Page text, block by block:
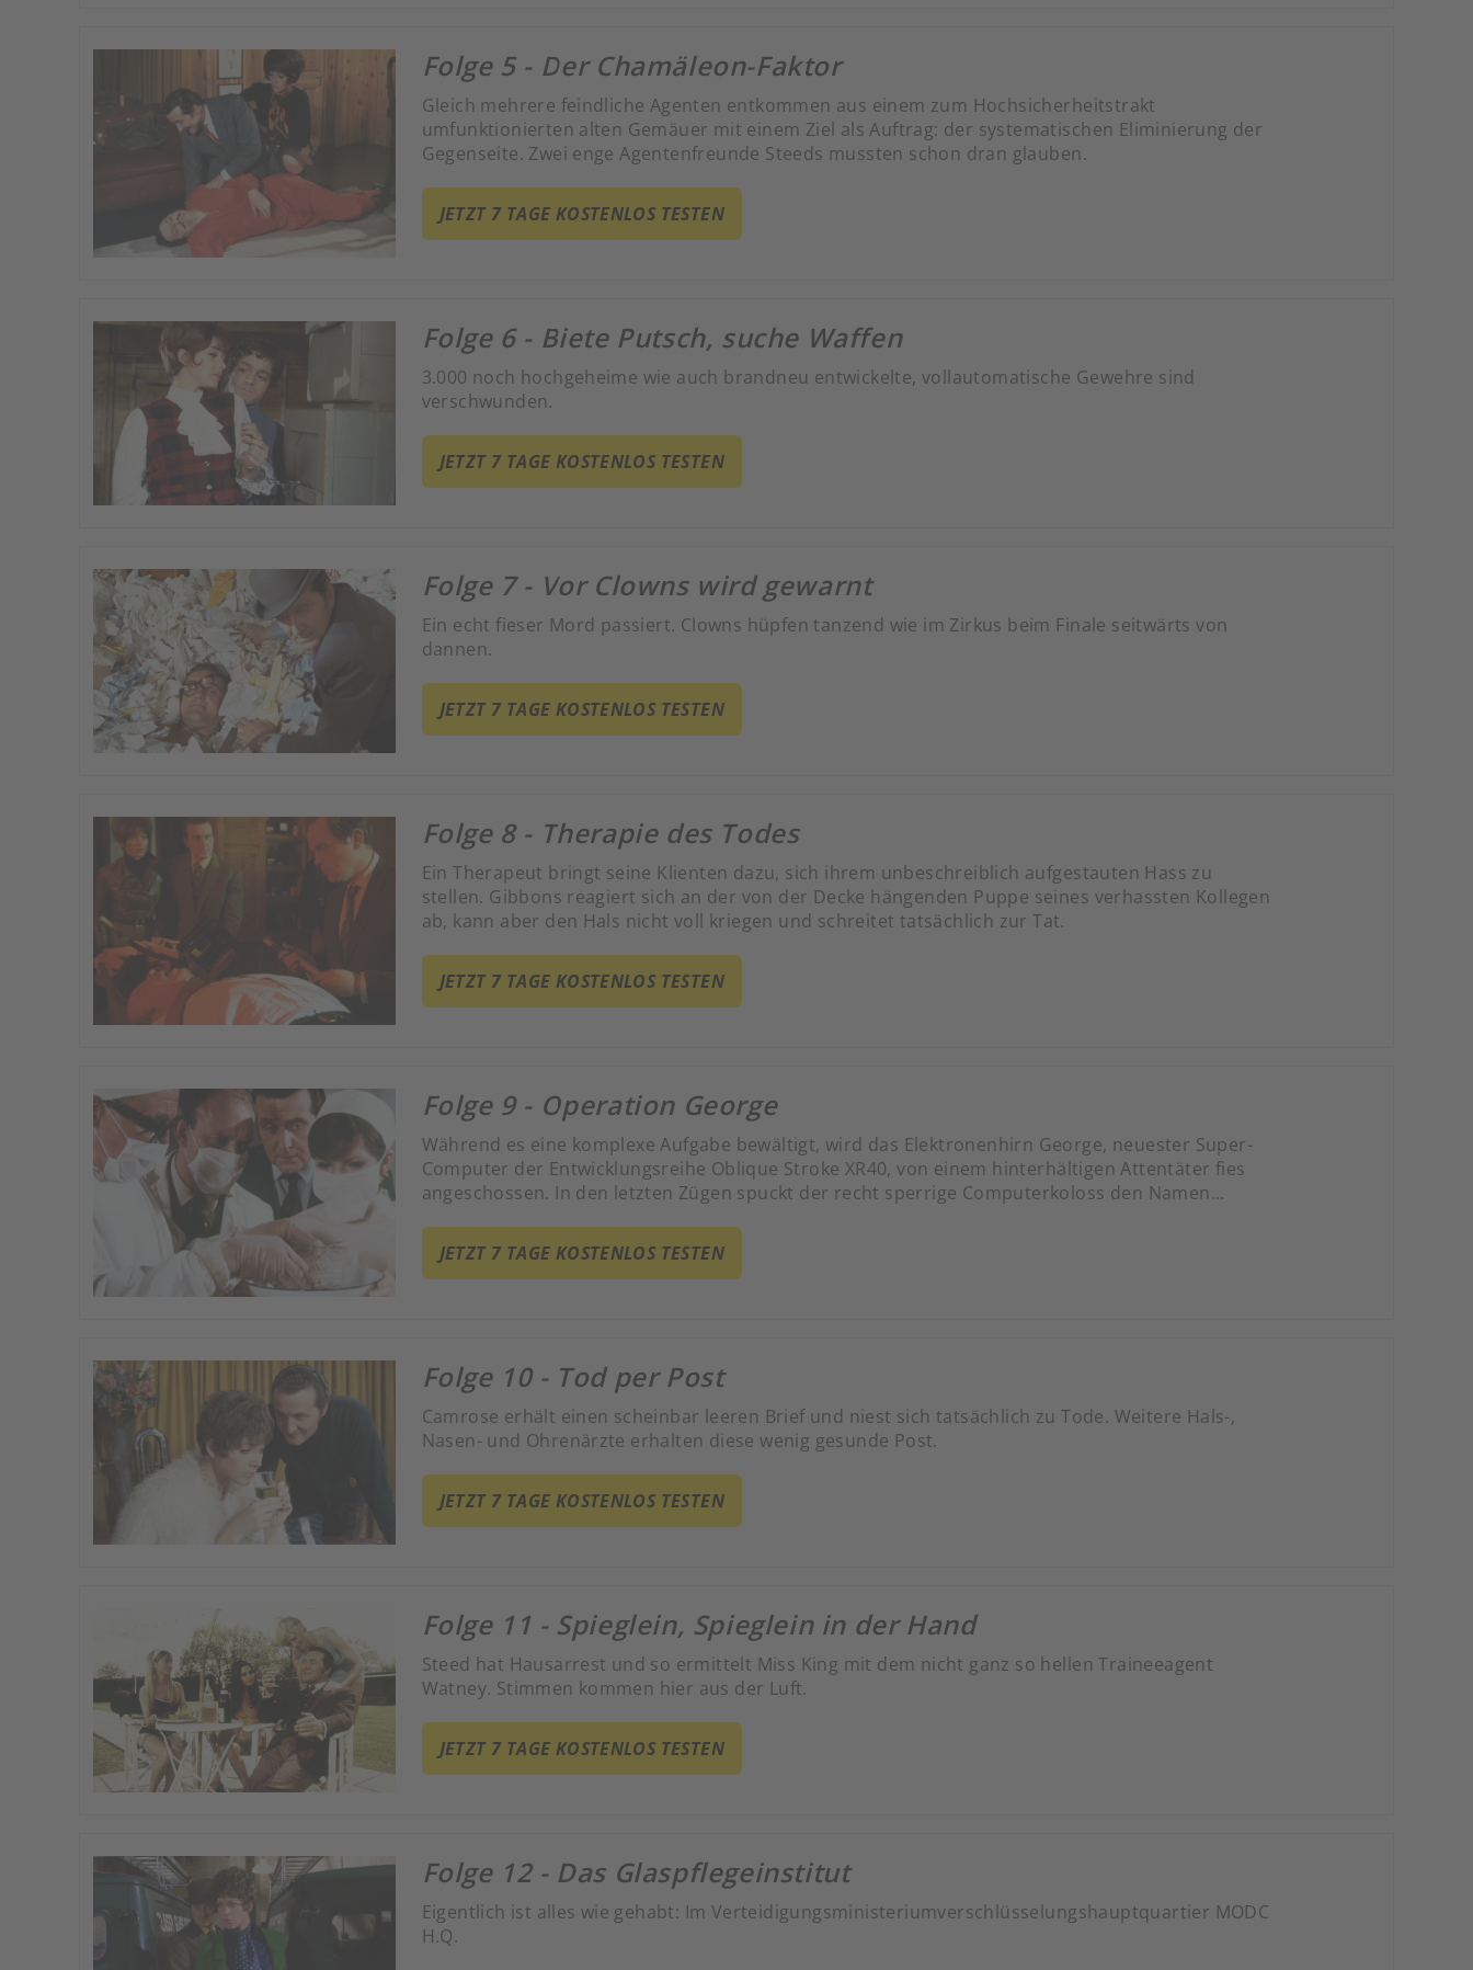
Folge 5 - Der Chamäleon-Faktor
Gleich mehrere feindliche Agenten entkommen aus einem zum Hochsicherheitstrakt
umfunktionierten alten Gemäuer mit einem Ziel als Auftrag: der systematischen Eliminierung der
Gegenseite. Zwei enge Agentenfreunde Steeds mussten schon dran glauben.
JETZT 7 TAGE KOSTENLOS TESTEN
Folge 6 - Biete Putsch, suche Waffen
3.000 noch hochgeheime wie auch brandneu entwickelte, vollautomatische Gewehre sind
verschwunden.
JETZT 7 TAGE KOSTENLOS TESTEN
Folge 7 - Vor Clowns wird gewarnt
Ein echt fieser Mord passiert. Clowns hüpfen tanzend wie im Zirkus beim Finale seitwärts von
dannen.
JETZT 7 TAGE KOSTENLOS TESTEN
Folge 8 - Therapie des Todes
Ein Therapeut bringt seine Klienten dazu, sich ihrem unbeschreiblich aufgestauten Hass zu
stellen. Gibbons reagiert sich an der von der Decke hängenden Puppe seines verhassten Kollegen
ab, kann aber den Hals nicht voll kriegen und schreitet tatsächlich zur Tat.
JETZT 7 TAGE KOSTENLOS TESTEN
Folge 9 - Operation George
Während es eine komplexe Aufgabe bewältigt, wird das Elektronenhirn George, neuester Super-
Computer der Entwicklungsreihe Oblique Stroke XR40, von einem hinterhältigen Attentäter fies
angeschossen. In den letzten Zügen spuckt der recht sperrige Computerkoloss den Namen
JETZT 7 TAGE KOSTENLOS TESTEN
Folge 10 - Tod per Post
Camrose erhält einen scheinbar leeren Brief und niest sich tatsächlich zu Tode. Weitere Hals-,
Nasen- und Ohrenärzte erhalten diese wenig gesunde Post.
JETZT 7 TAGE KOSTENLOS TESTEN
Folge 11 - Spieglein, Spieglein in der Hand
Steed hat Hausarrest und so ermittelt Miss King mit dem nicht ganz so hellen Traineeagent
Watney. Stimmen kommen hier aus der Luft.
JETZT 7 TAGE KOSTENLOS TESTEN
Folge 12 - Das Glaspflegeinstitut
Eigentlich ist alles wie gehabt: Im Verteidigungsministeriumverschlüsselungshauptquartier MODC
H.Q.